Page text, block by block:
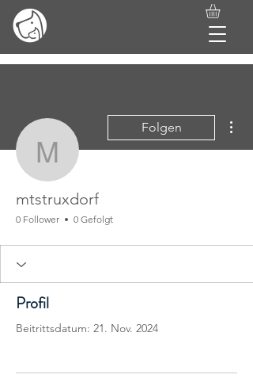
mtstruxdorf
Folgen
mtstruxdorf
0 Follower 0 Gefolgt
Profil
Beitrittsdatum: 21. Nov. 2024